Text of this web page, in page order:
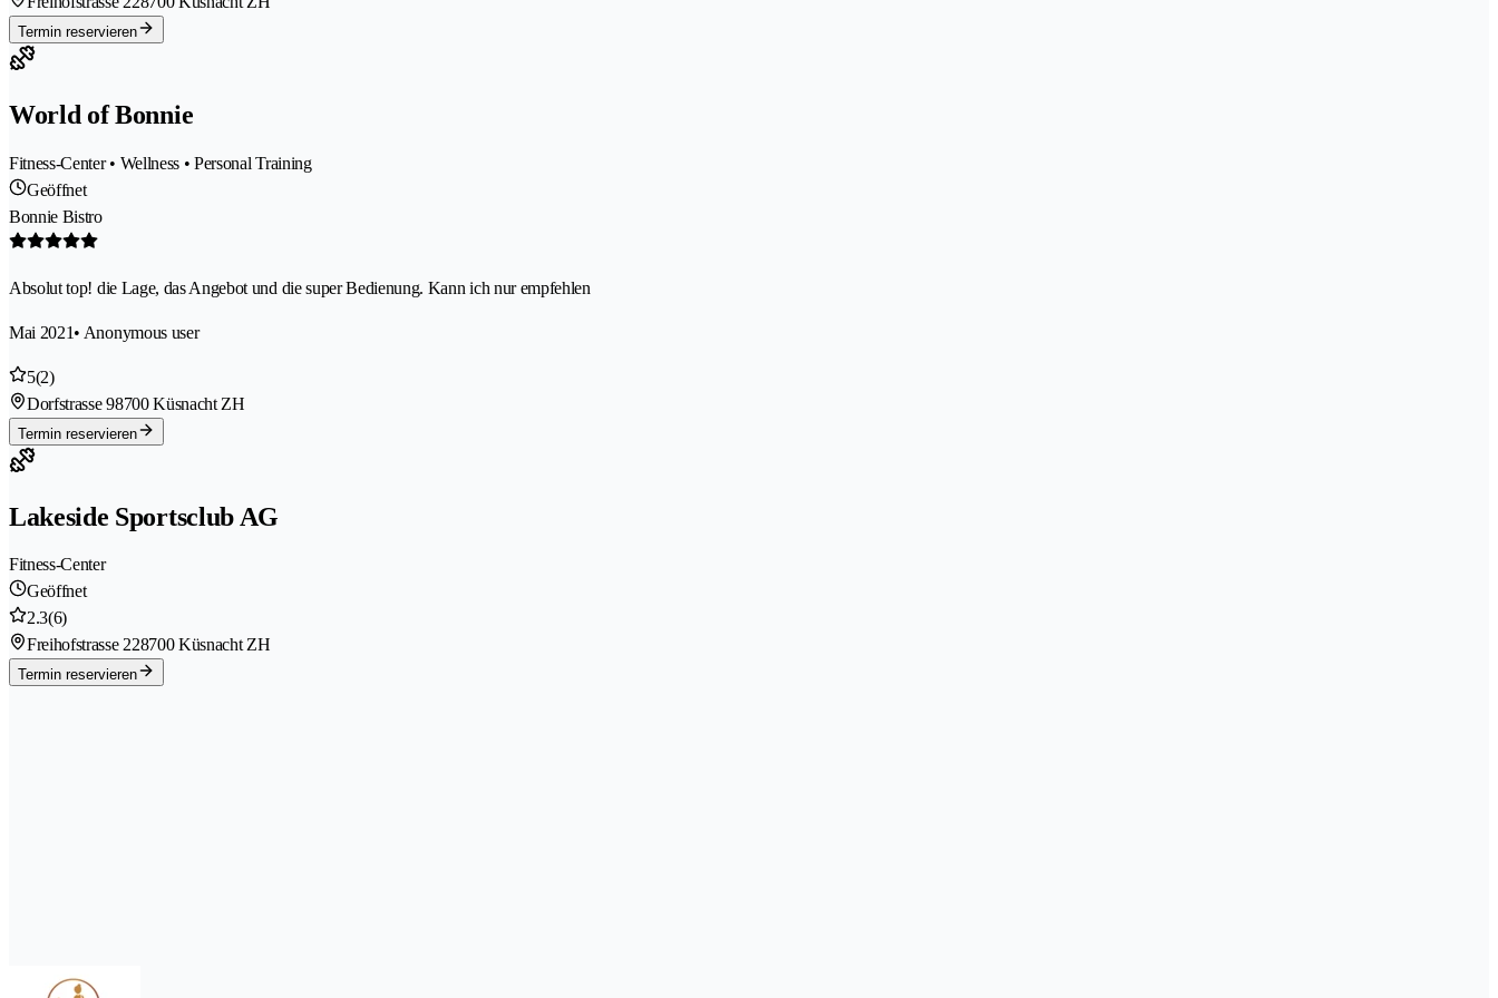
Termin reservieren
World of Bonnie
Fitness-Center • Wellness • Personal Training
Geöffnet
Bonnie Bistro
Absolut top! die Lage, das Angebot und die super Bedienung. Kann ich nur empfehlen
Mai 2021• Anonymous user
5(2)
Dorfstrasse 98700 Küsnacht ZH
Termin reservieren
Lakeside Sportsclub AG
Fitness-Center
Geöffnet
2.3(6)
Freihofstrasse 228700 Küsnacht ZH
Termin reservieren